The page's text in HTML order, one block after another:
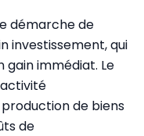
démarche de
investissement, qui
gain immédiat. Le
de biens
de